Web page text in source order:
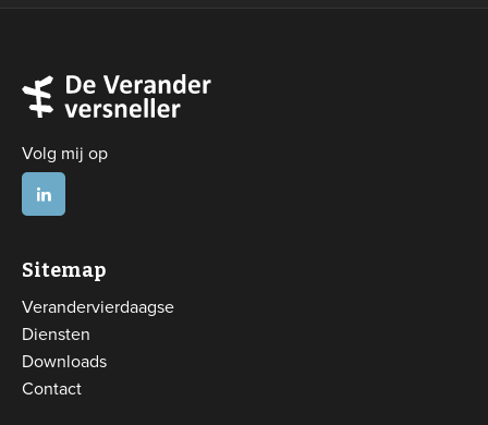
Volg mij op
Sitemap
Verandervierdaagse
Diensten
Downloads
Contact